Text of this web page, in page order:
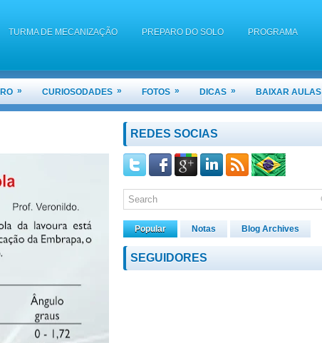
TURMA DE MECANIZAÇÃO PREPARO DO SOLO PROGRAMA
NOTAS DA 2ª VA DE MAQUINAS E MOTORES AGRÍCOLAS 2022.2
» CURIOSODADES » FOTOS » DICAS » BAIXAR AULAS
REDES SOCIAS
Popular Notas Blog Archives
SEGUIDORES